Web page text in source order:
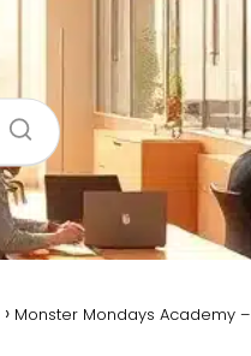
Monster Mondays Academy –